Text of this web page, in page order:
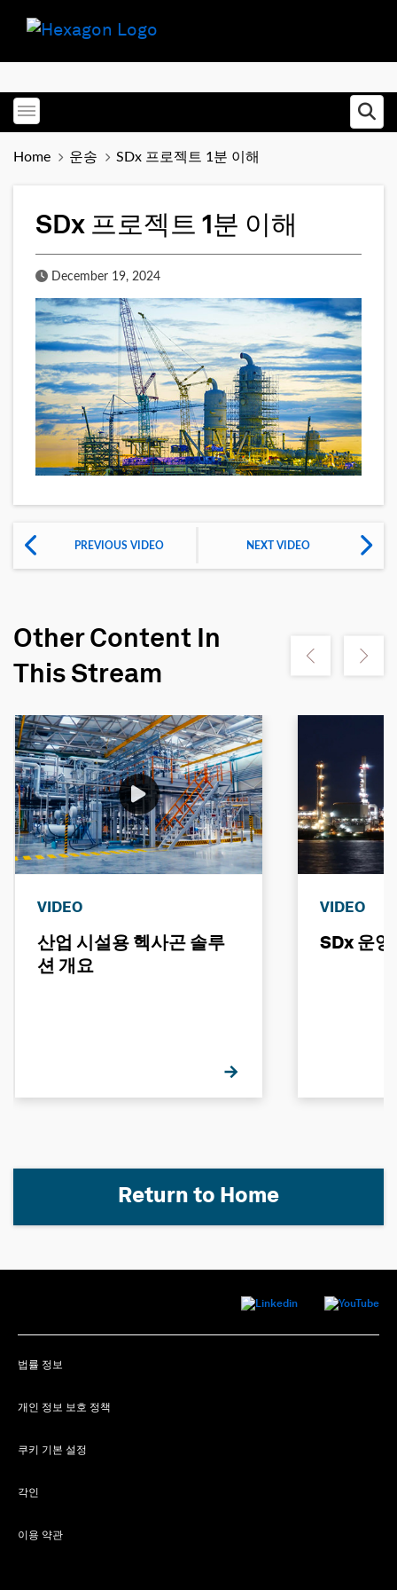
Toggle menubar
Home 운송 SDx 프로젝트 1분 이해
SDx 프로젝트 1분 이해
Published Date
December 19, 2024
PREVIOUS VIDEO NEXT VIDEO
Other Content In
This Stream
Show previousShow
VIDEO
산업 시설용 헥사곤 솔루
션 개요
VIDEO
SDx 운영
Return to Home
법률 정보
개인 정보 보호 정책
쿠키 기본 설정
각인
이용 약관